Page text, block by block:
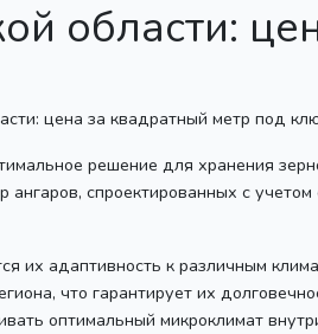
области:
решение для хранения
спроектированных с
адаптивность к различным
что гарантирует их
оптимальный микроклимат